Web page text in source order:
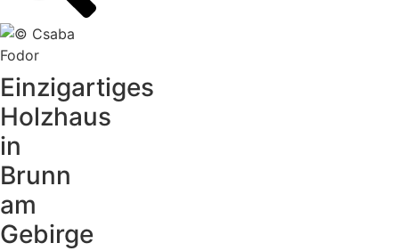
Einzigartiges
Holzhaus
in
Brunn
am
Gebirge